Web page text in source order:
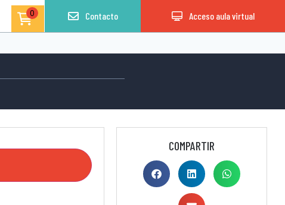
0 Contacto Acceso aula virtual
COMPARTIR